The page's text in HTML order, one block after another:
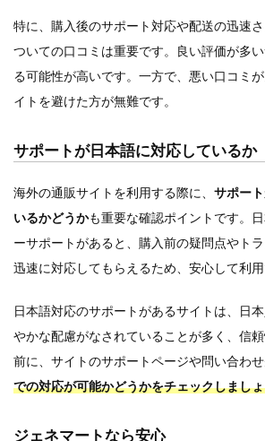
特に、購入後のサポート対応や配送の迅速
ついての口コミは重要です。良い評価が多
る可能性が高いです。一方で、悪い口コミ
イトを避けた方が無難です。
サポートが日本語に対応しているか
海外の通販サイトを利用する際に、 サポー
いるかどうかも重要な確認ポイントです。
ーサポートがあると、購入前の疑問点やト
迅速に対応してもらえるため、安心して利用
日本語対応のサポートがあるサイトは、日
やかな配慮がなされていることが多く、信
前に、サイトのサポートページや問い合わせ
での対応が可能かどうかをチェックしまし